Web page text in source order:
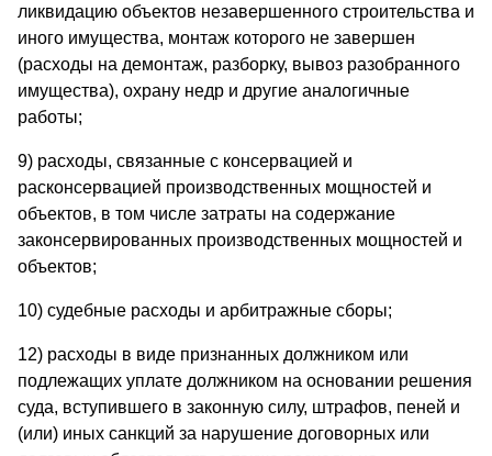
ликвидацию объектов незавершенного строительства и
иного имущества, монтаж которого не завершен
(расходы на демонтаж, разборку, вывоз разобранного
имущества), охрану недр и другие аналогичные
работы;
9) расходы, связанные с консервацией и
расконсервацией производственных мощностей и
объектов, в том числе затраты на содержание
законсервированных производственных мощностей и
объектов;
10) судебные расходы и арбитражные сборы;
12) расходы в виде признанных должником или
подлежащих уплате должником на основании решения
суда, вступившего в законную силу, штрафов, пеней и
(или) иных санкций за нарушение договорных или